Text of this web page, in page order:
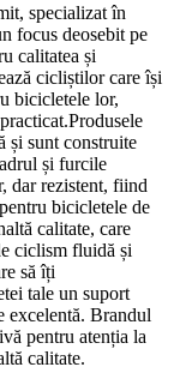
specializat în
focus deosebit pe
calitatea și
cicliștilor care își
bicicletele lor,
și sunt construite
și furcile
dar rezistent, fiind
bicicletele de
calitate, care
ciclism fluidă și
să îți
tale un suport
excelentă. Brandul
pentru atenția la
calitate.